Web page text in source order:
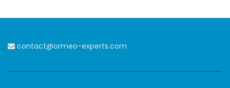
contact@ormeo-experts.com